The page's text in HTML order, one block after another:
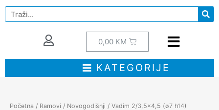
0,00 KM
KATEGORIJE
Početna / Ramovi / Novogodišnji / Vadim 2/3,5×4,5 (ø7 h14)